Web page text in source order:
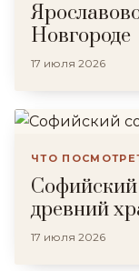
Новгороде
17 июля 2026
ЧТО
Софийский
древний
17 июля 2026